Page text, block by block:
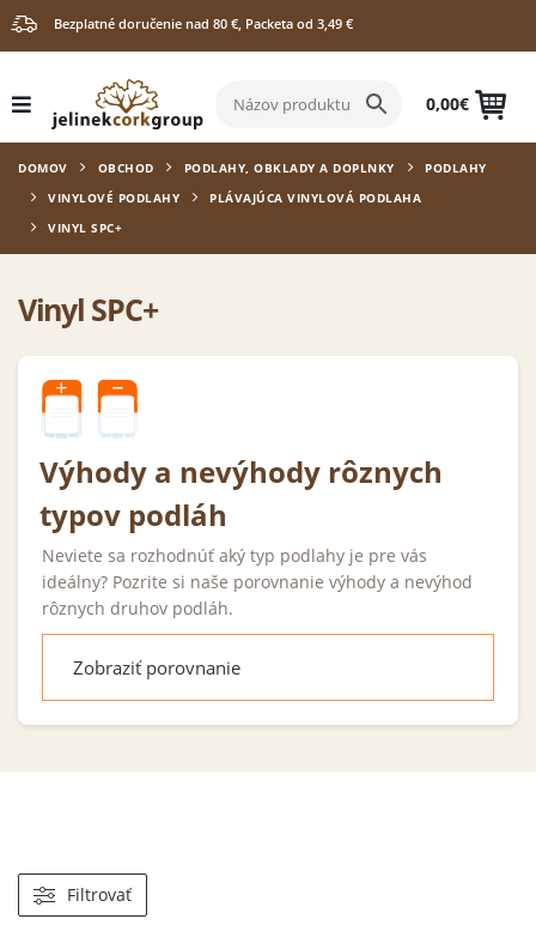
Bezplatné doručenie nad 80 €, Packeta od 3,49 €
0,00€
DOMOV OBCHOD PODLAHY, OBKLADY A DOPLNKY
PODLAHY
VINYLOVÉ PODLAHY
PLÁVAJÚCA VINYLOVÁ PODLAHA
VINYL SPC+
Vinyl SPC+
Výhody a nevýhody rôznych
typov podláh
Neviete sa rozhodnúť aký typ podlahy je pre vás
ideálny? Pozrite si naše porovnanie výhody a nevýhod
rôznych druhov podláh.
Zobraziť porovnanie
Filtrovať